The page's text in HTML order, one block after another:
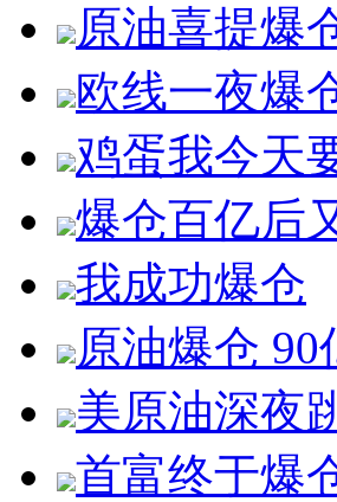
原油喜提爆
欧线一夜爆
鸡蛋我今天
爆仓百亿后
我成功爆仓
原油爆仓
美原油深夜
首富终于爆